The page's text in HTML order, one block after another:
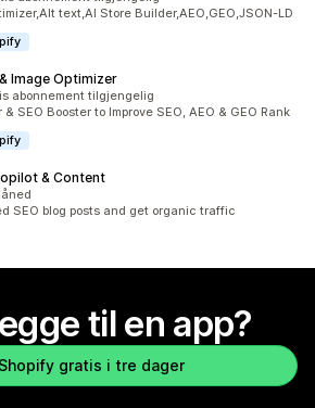
text,AI Store Builder,AEO,GEO,JSON-LD
Image Optimizer
abonnement tilgjengelig
SEO Booster to Improve SEO, AEO & GEO Rank
& Content
SEO blog posts and get organic traffic
til en app?
gratis i tre dager